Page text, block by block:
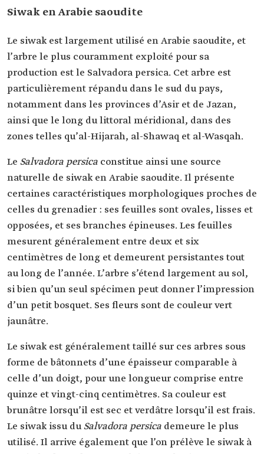
Siwak en Arabie saoudite
Le siwak est largement utilisé en Arabie saoudite, et
l’arbre le plus couramment exploité pour sa
production est le Salvadora persica. Cet arbre est
particulièrement répandu dans le sud du pays,
notamment dans les provinces d’Asir et de Jazan,
ainsi que le long du littoral méridional, dans des
zones telles qu’al-Hijarah, al-Shawaq et al-Wasqah.
Le Salvadora persica constitue ainsi une source
naturelle de siwak en Arabie saoudite. Il présente
certaines caractéristiques morphologiques proches de
celles du grenadier : ses feuilles sont ovales, lisses et
opposées, et ses branches épineuses. Les feuilles
mesurent généralement entre deux et six
centimètres de long et demeurent persistantes tout
au long de l’année. L’arbre s’étend largement au sol,
si bien qu’un seul spécimen peut donner l’impression
d’un petit bosquet. Ses fleurs sont de couleur vert
jaunâtre.
Le siwak est généralement taillé sur ces arbres sous
forme de bâtonnets d’une épaisseur comparable à
celle d’un doigt, pour une longueur comprise entre
quinze et vingt-cinq centimètres. Sa couleur est
brunâtre lorsqu’il est sec et verdâtre lorsqu’il est frais.
Le siwak issu duSalvadora persica demeure le plus
utilisé. Il arrive également que l’on prélève le siwak à